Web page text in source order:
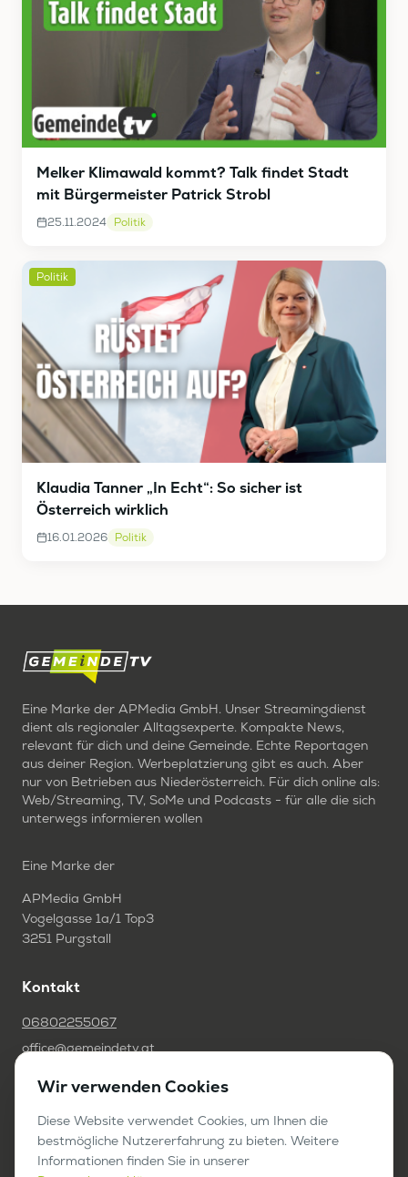
Melker Klimawald kommt? Talk findet Stadt
mit Bürgermeister Patrick Strobl
25.11.2024 Politik
Politik
Klaudia Tanner „In Echt“: So sicher ist
Österreich wirklich
16.01.2026 Politik
Eine Marke der APMedia GmbH. Unser Streamingdienst
dient als regionaler Alltagsexperte. Kompakte News,
relevant für dich und deine Gemeinde. Echte Reportagen
aus deiner Region. Werbeplatzierung gibt es auch. Aber
nur von Betrieben aus Niederösterreich. Für dich online als:
Web/Streaming, TV, SoMe und Podcasts - für alle die sich
unterwegs informieren wollen
Eine Marke der
APMedia GmbH
Vogelgasse 1a/1 Top3
3251 Purgstall
Kontakt
06802255067
office@gemeindetv.at
FAQ
IMPRESSUM
DATENSCHUTZ
Wir verwenden Cookies
Diese Website verwendet Cookies, um Ihnen die
bestmögliche Nutzererfahrung zu bieten. Weitere
Informationen finden Sie in unserer